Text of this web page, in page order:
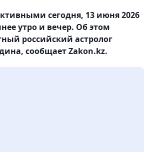
сегодня, 13 июня 2026
утро и вечер. Об этом
российский астролог
сообщает Zakon.kz.